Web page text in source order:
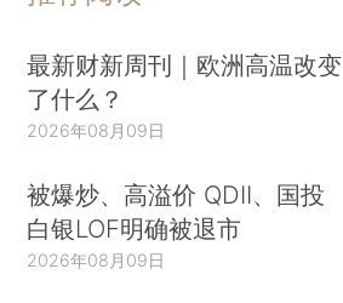
最新财新周刊｜欧洲高温改变
了什么？
2026年08月09日
被爆炒、高溢价 QDII、国投
白银LOF明确被退市
2026年08月09日